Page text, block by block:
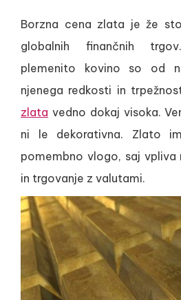
Borzna cena zlata je že
globalnih finančnih
plemenito kovino so od
njenega redkosti in
zlata vedno dokaj visoka.
ni le dekorativna. Zlato
pomembno vlogo, saj vpliva
in trgovanje z valutami.